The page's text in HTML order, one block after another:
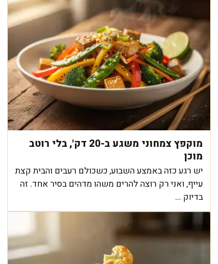
מוקפץ צמחוני משגע ב-20 דק', בלי רוטב
מוכן
יש רגע כזה באמצע השבוע, כשכולם רעבים והבית קצת
עייף, ואני רק רוצה להרים משהו מדהים בסיר אחד. זה
בדיוק ...